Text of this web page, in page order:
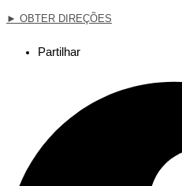
► OBTER DIREÇÕES
Partilhar